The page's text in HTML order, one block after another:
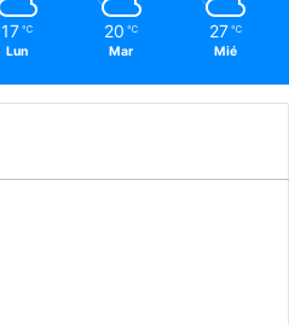
17 ℃
Lun
20 ℃
Mar
27 ℃
Mié